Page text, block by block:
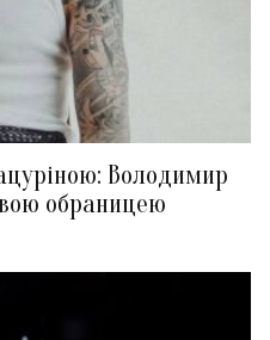
Володимир
обраницею